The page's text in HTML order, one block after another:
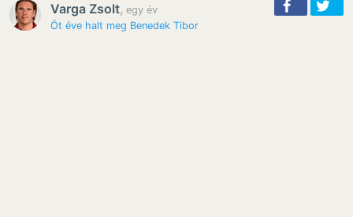
Varga Zsolt, egy év
Öt éve halt meg Benedek Tibor